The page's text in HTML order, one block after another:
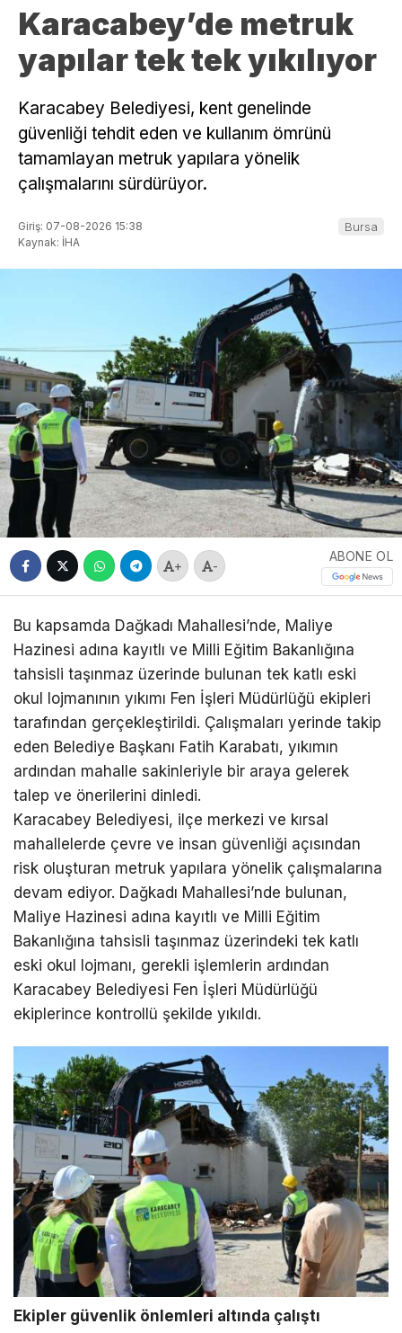
Karacabey’de metruk
yapılar tek tek yıkılıyor
Karacabey Belediyesi, kent genelinde
güvenliği tehdit eden ve kullanım ömrünü
tamamlayan metruk yapılara yönelik
çalışmalarını sürdürüyor.
Giriş: 07-08-2026 15:38
Kaynak: İHA
Bursa
+ -
ABONE OL
Bu kapsamda Dağkadı Mahallesi’nde, Maliye
Hazinesi adına kayıtlı ve Milli Eğitim Bakanlığına
tahsisli taşınmaz üzerinde bulunan tek katlı eski
okul lojmanının yıkımı Fen İşleri Müdürlüğü ekipleri
tarafından gerçekleştirildi. Çalışmaları yerinde takip
eden Belediye Başkanı Fatih Karabatı, yıkımın
ardından mahalle sakinleriyle bir araya gelerek
talep ve önerilerini dinledi.
Karacabey Belediyesi, ilçe merkezi ve kırsal
mahallelerde çevre ve insan güvenliği açısından
risk oluşturan metruk yapılara yönelik çalışmalarına
devam ediyor. Dağkadı Mahallesi’nde bulunan,
Maliye Hazinesi adına kayıtlı ve Milli Eğitim
Bakanlığına tahsisli taşınmaz üzerindeki tek katlı
eski okul lojmanı, gerekli işlemlerin ardından
Karacabey Belediyesi Fen İşleri Müdürlüğü
ekiplerince kontrollü şekilde yıkıldı.
Ekipler güvenlik önlemleri altında çalıştı